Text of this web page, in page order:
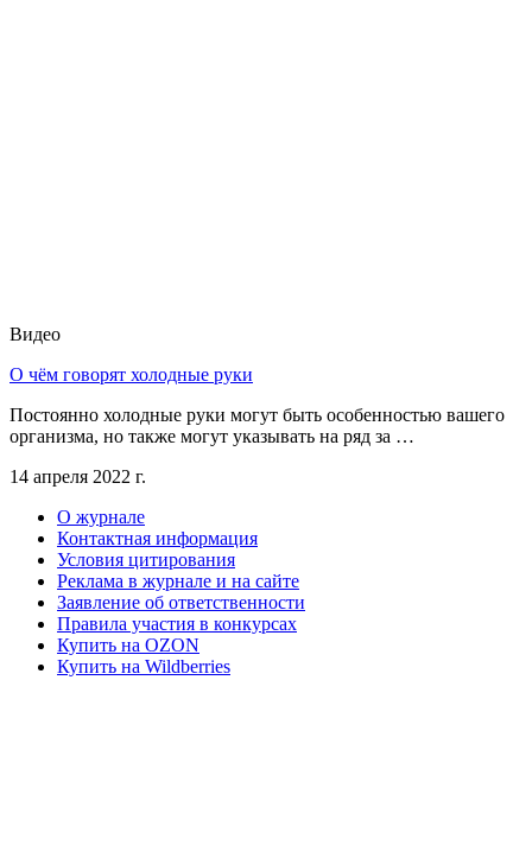
Видео
О чём говорят холодные руки
Постоянно холодные руки могут быть особенностью вашего
организма, но также могут указывать на ряд за …
14 апреля 2022 г.
О журнале
Контактная информация
Условия цитирования
Реклама в журнале и на сайте
Заявление об ответственности
Правила участия в конкурсах
Купить на OZON
Купить на Wildberries